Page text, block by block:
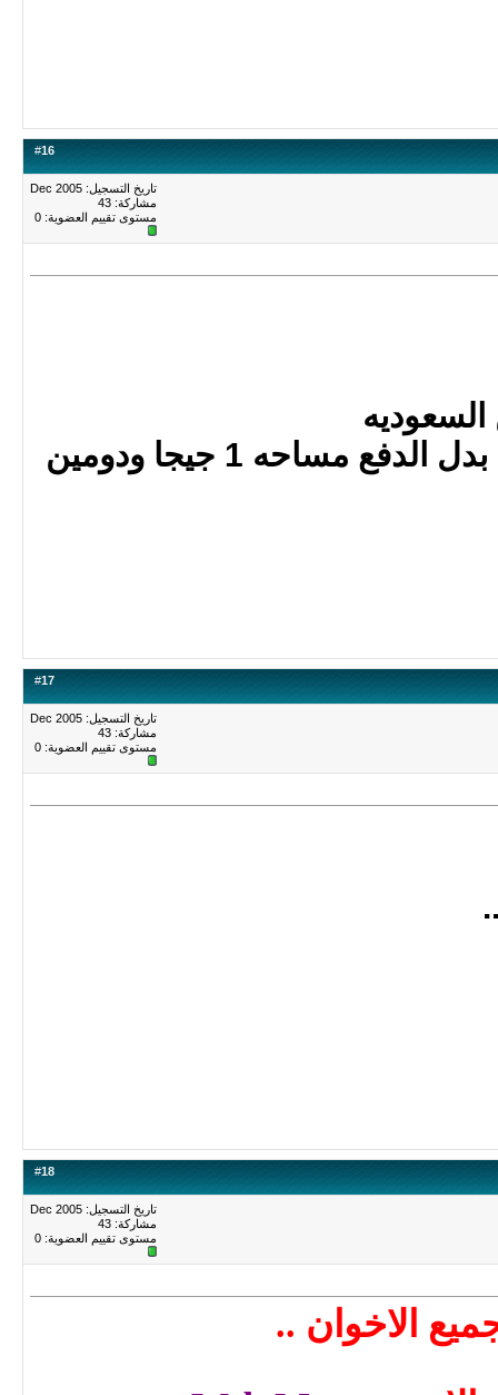
#16
تاريخ التسجيل: Dec 2005
مشاركة: 43
مستوى تقييم العضوية: 0
بس يكون له وكيل او يقبل بدل الدفع مساحه 1 جيجا ودومين
#17
تاريخ التسجيل: Dec 2005
مشاركة: 43
مستوى تقييم العضوية: 0
#18
تاريخ التسجيل: Dec 2005
مشاركة: 43
مستوى تقييم العضوية: 0
الاخوان ..